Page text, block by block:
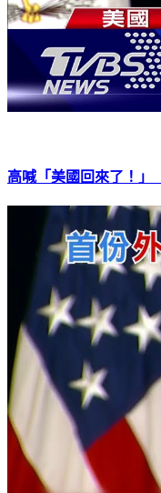
高喊「美國回來了！」